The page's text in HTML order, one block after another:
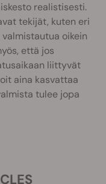
realistisesti.
tekijät, kuten eri
oikein
että jos
liittyvät
aina kasvattaa
tulee jopa